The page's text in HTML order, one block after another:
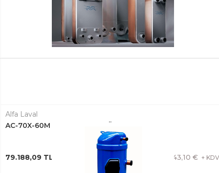
Alfa Laval
AC-70X-60M PLAKALI EŞANJÖR 3287065791
1.443,10 € + KDV
79.188,09 TL + KDV